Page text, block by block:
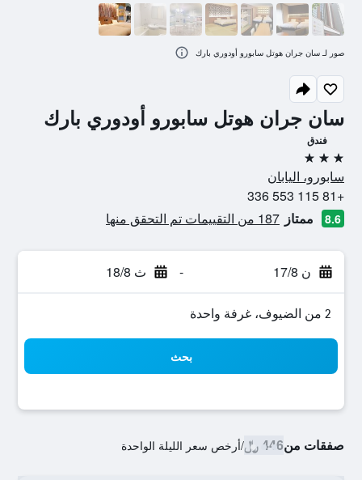
سان جران هوتل سابورو أودوري بارك
فندق
3 نجوم
سابورو، اليابان
+81 115 553 336
8.6 ممتاز 187 من التقييمات تم التحقق منها
ن 17/8 - ث 18/8
2 من الضيوف، غرفة واحدة
بحث
صفقات من446 ﷼ /أرخص سعر الليلة الواحدة
صور لـ سان جران هوتل سابورو أودوري بارك